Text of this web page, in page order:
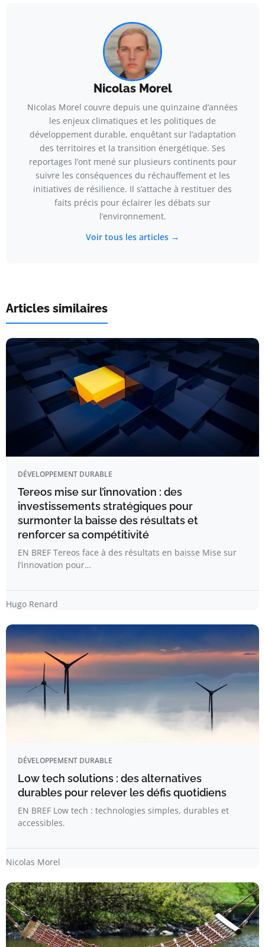
Nicolas Morel
Nicolas Morel couvre depuis une quinzaine d’années
les enjeux climatiques et les politiques de
développement durable, enquêtant sur l’adaptation
des territoires et la transition énergétique. Ses
reportages l’ont mené sur plusieurs continents pour
suivre les conséquences du réchauffement et les
initiatives de résilience. Il s’attache à restituer des
faits précis pour éclairer les débats sur
l’environnement.
Voir tous les articles →
Articles similaires
DÉVELOPPEMENT DURABLE
Tereos mise sur l’innovation : des
investissements stratégiques pour
surmonter la baisse des résultats et
renforcer sa compétitivité
EN BREF Tereos face à des résultats en baisse Mise sur
l’innovation pour…
Hugo Renard
DÉVELOPPEMENT DURABLE
Low tech solutions : des alternatives
durables pour relever les défis quotidiens
EN BREF Low tech : technologies simples, durables et
accessibles.
Nicolas Morel